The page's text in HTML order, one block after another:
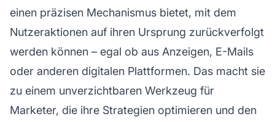
einen präzisen Mechanismus bietet, mit dem
Nutzeraktionen auf ihren Ursprung zurückverfolgt
werden können – egal ob aus Anzeigen, E-Mails
oder anderen digitalen Plattformen. Das macht sie
zu einem unverzichtbaren Werkzeug für
Marketer, die ihre Strategien optimieren und den